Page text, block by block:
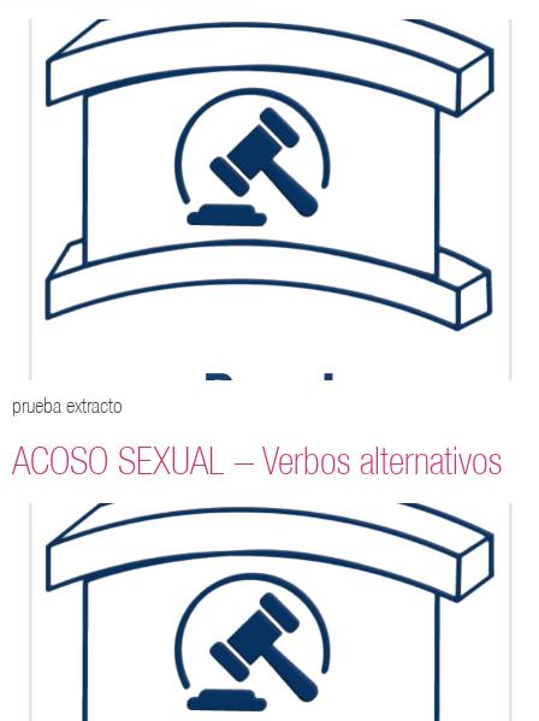
prueba extracto
ACOSO SEXUAL – Verbos alternativos